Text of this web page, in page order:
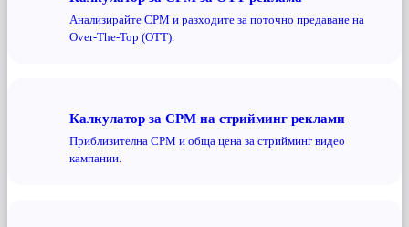
Анализирайте CPM и разходите за поточно предаване на
Over-The-Top (OTT).
Калкулатор за CPM на стрийминг реклами
Приблизителна CPM и обща цена за стрийминг видео
кампании.